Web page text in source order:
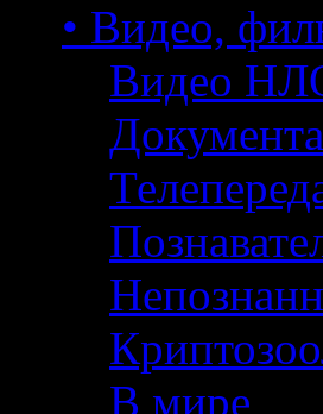
• Видео,
Видео
В мире